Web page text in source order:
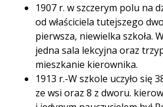
1907 r. w szczerym polu na
od właściciela tutejszego
pierwsza, niewielka szkoła.
jedna sala lekcyjna oraz
mieszkanie kierownika.
1913 r.-W szkole uczyło się
ze wsi oraz 8 z dworu.